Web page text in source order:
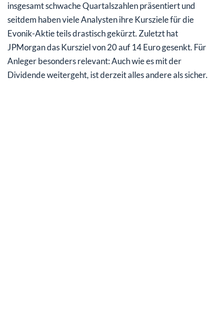
insgesamt schwache Quartalszahlen präsentiert und
seitdem haben viele Analysten ihre Kursziele für die
Evonik-Aktie teils drastisch gekürzt. Zuletzt hat
JPMorgan das Kursziel von 20 auf 14 Euro gesenkt. Für
Anleger besonders relevant: Auch wie es mit der
Dividende weitergeht, ist derzeit alles andere als sicher.